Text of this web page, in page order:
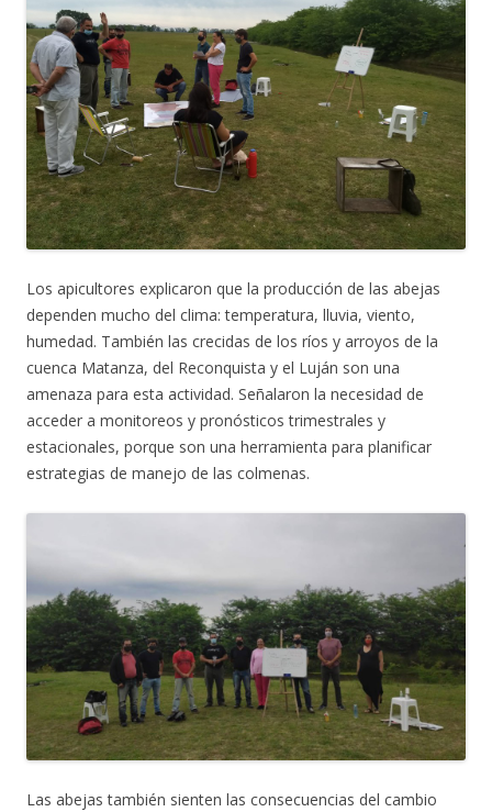
Los apicultores explicaron que la producción de las abejas
dependen mucho del clima: temperatura, lluvia, viento,
humedad. También las crecidas de los ríos y arroyos de la
cuenca Matanza, del Reconquista y el Luján son una
amenaza para esta actividad. Señalaron la necesidad de
acceder a monitoreos y pronósticos trimestrales y
estacionales, porque son una herramienta para planificar
estrategias de manejo de las colmenas.
Las abejas también sienten las consecuencias del cambio